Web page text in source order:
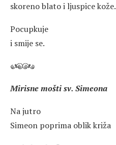
skoreno blato i ljuspice kože.
Pocupkuje
i smije se.
Mirisne mošti sv. Simeona
Na jutro
Simeon poprima oblik križa